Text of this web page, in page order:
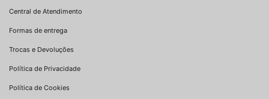
Central de Atendimento
Formas de entrega
Trocas e Devoluções
Política de Privacidade
Política de Cookies